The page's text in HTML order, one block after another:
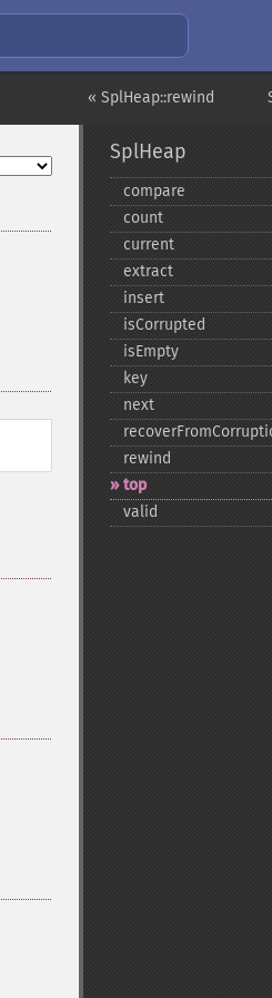
« SplHeap::rewind
SplHeap
compare
count
current
extract
insert
isCorrupted
isEmpty
key
next
rewind
top
valid